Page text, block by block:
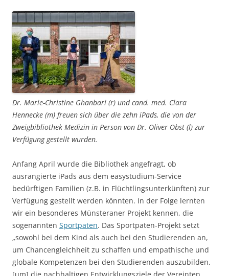
Dr. Marie-Christine Ghanbari (r) und cand. med. Clara
Hennecke (m) freuen sich über die zehn iPads, die von der
Zweigbibliothek Medizin in Person von Dr. Oliver Obst (l) zur
Verfügung gestellt wurden.
Anfang April wurde die Bibliothek angefragt, ob
ausrangierte iPads aus dem easystudium-Service
bedürftigen Familien (z.B. in Flüchtlingsunterkünften) zur
Verfügung gestellt werden könnten. In der Folge lernten
wir ein besonderes Münsteraner Projekt kennen, die
sogenannten Sportpaten. Das Sportpaten-Projekt setzt
„sowohl bei dem Kind als auch bei den Studierenden an,
um Chancengleichheit zu schaffen und empathische und
globale Kompetenzen bei den Studierenden auszubilden,